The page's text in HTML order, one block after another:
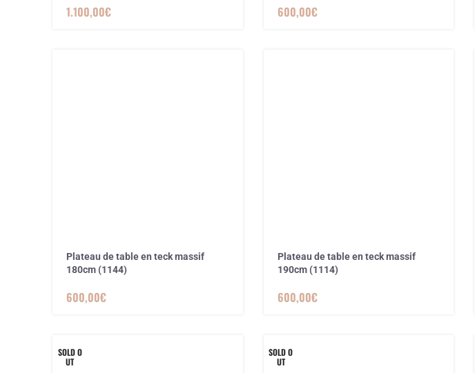
1.100,00€ 600,00€
Plateau de table en teck massif
180cm (1144)
600,00€
Plateau de table en teck massif
190cm (1114)
600,00€
SOLD O
UT
SOLD O
UT